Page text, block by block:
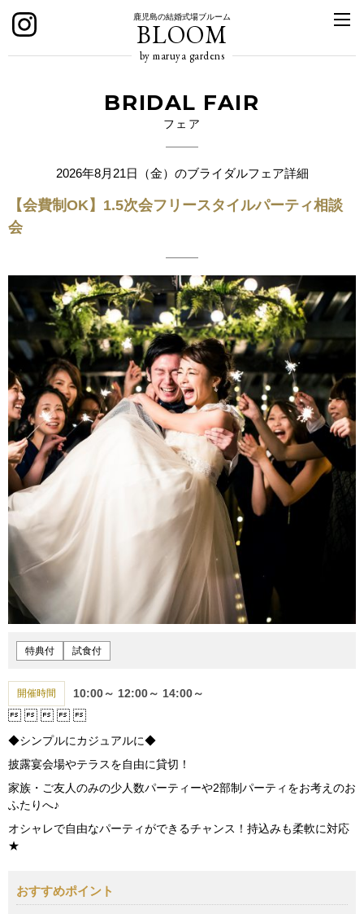
鹿児島の結婚式場ブルーム
BLOOM
by maruya gardens
BRIDAL FAIR
フェア
2026年8月21日（金）のブライダルフェア詳細
【会費制OK】1.5次会フリースタイルパーティ相談
会
特典付 試食付
開催時間 10:00～ 12:00～ 14:00～
◆シンプルにカジュアルに◆
披露宴会場やテラスを自由に貸切！
家族・ご友人のみの少人数パーティーや2部制パーティをお考えのお
ふたりへ♪
オシャレで自由なパーティができるチャンス！持込みも柔軟に対応
★
おすすめポイント